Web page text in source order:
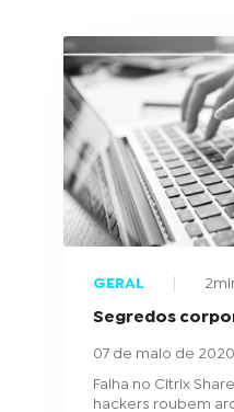
GERAL
Segredos
07 de maio de 2020
Falha no Citrix
hackers roubem